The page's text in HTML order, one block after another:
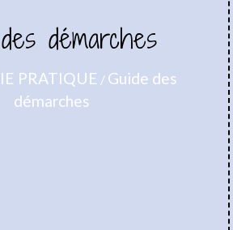
démarches
PRATIQUE / Guide des
démarches